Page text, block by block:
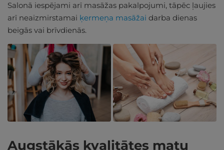
Salonā iespējami arī masāžas pakalpojumi, tāpēc ļaujies
arī neaizmirstamai ķermeņa masāžai darba dienas
beigās vai brīvdienās.
Augstākās kvalitātes matu